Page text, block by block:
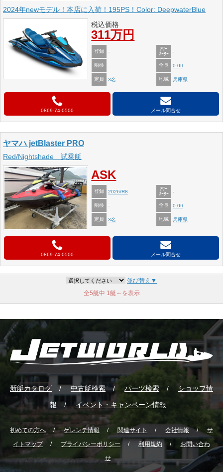
2024年newモデル！本店に入荷！195PS！Color: DeepwaterBlue
税込価格
311万円
登録 -
ｱﾜｰ
ﾒｰﾀｰ
-
船検 - 全長 0.0ft
定員 3名 地域 兵庫県
0869-74-0500 メール問合せ
ヤマハ jetBlaster PRO
Red/Nightshade 試乗艇
ASK
登録 2026/R8
ｱﾜｰ
ﾒｰﾀｰ
-
船検 - 全長 0.0ft
定員 3名 地域 兵庫県
0869-74-0500 メール問合せ
並び替え▼
全5艇中 1艇～を表示
新艇カタログ 中古艇検索 パーツ検索 ショップ情
報 イベント・キャンペーン情報
初めての方へ ゲレンテ情報 関連サイト 会社情報
サ
イトマップ
プライバシーポリシー 利用規約
お問い合わ
せ